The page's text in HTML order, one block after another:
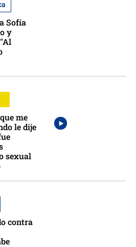
Sofía
y
me
le dije
sexual
contra